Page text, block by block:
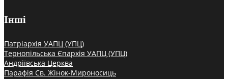
Інші
Патріархія УАПЦ (УПЦ)
Тернопільська Єпархія УАПЦ (УПЦ)
Андріївська Церква
Парафія Св. Жінок-Мироносиць